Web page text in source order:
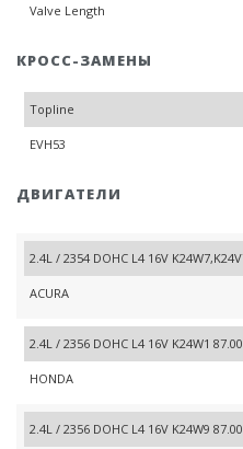
Valve Length
КРОСС-ЗАМЕНЫ
Topline
EVH53
ДВИГАТЕЛИ
2.4L / 2354 DOHC L4 16V
ACURA
2.4L / 2356 DOHC L4 16V K24W1
HONDA
2.4L / 2356 DOHC L4 16V K24W9